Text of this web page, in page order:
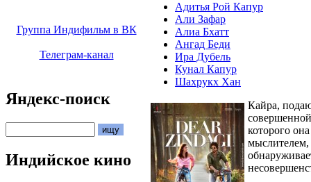
Группа Индифильм в ВК
Телеграм-канал
Яндекс-поиск
Индийское кино
Адитья Рой Капур
Али Зафар
Алиа Бхатт
Ангад Беди
Ира Дубель
Кунал Капур
Шахрукх Хан
Кайра,
которого
мыслителем,